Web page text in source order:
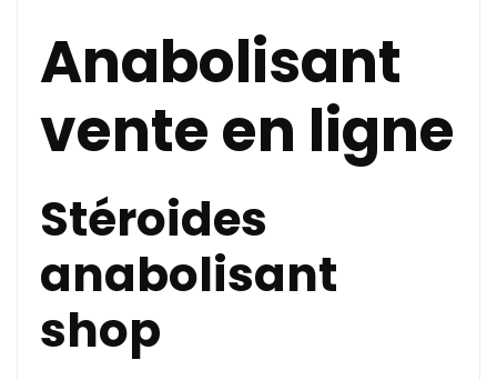
Anabolisant
vente en ligne
Stéroides
anabolisant
shop